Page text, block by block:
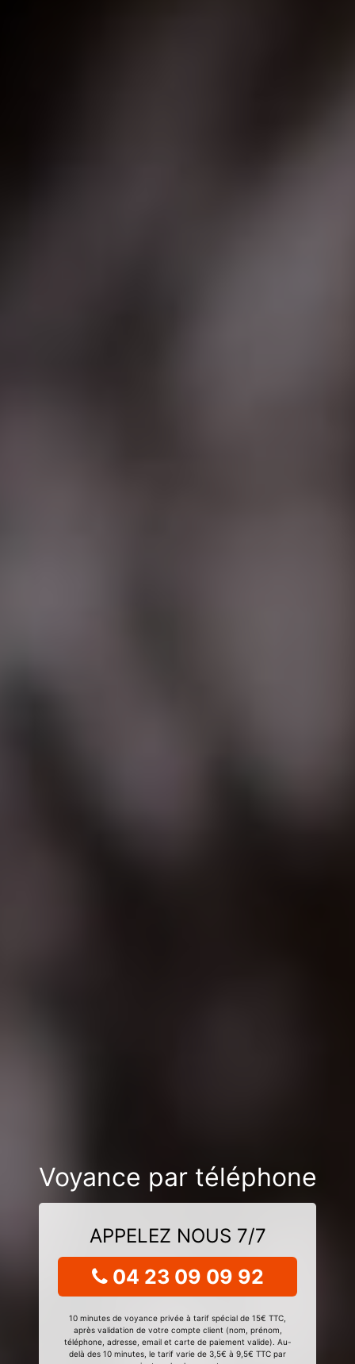
Voyance par téléphone
APPELEZ NOUS 7/7
04 23 09 09 92
10 minutes de voyance privée à tarif spécial de 15€ TTC,
après validation de votre compte client (nom, prénom,
téléphone, adresse, email et carte de paiement valide). Au-
delà des 10 minutes, le tarif varie de 3,5€ à 9,5€ TTC par